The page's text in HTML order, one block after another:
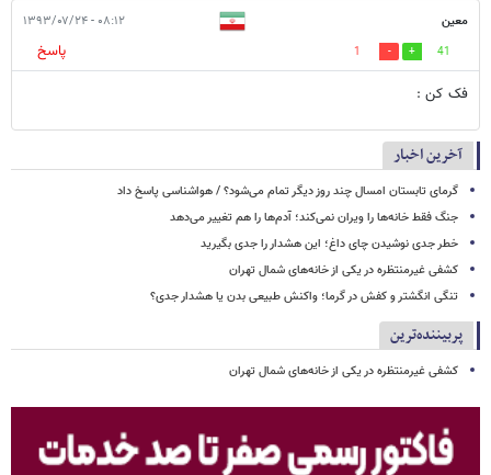
معین ۰۸:۱۲ - ۱۳۹۳/۰۷/۲۴
41
1
پاسخ
فک کن :
آخرین اخبار
گرمای تابستان امسال چند روز دیگر تمام می‌شود؟ / هواشناسی پاسخ داد
جنگ فقط خانه‌ها را ویران نمی‌کند؛ آدم‌ها را هم تغییر می‌دهد
خطر جدی نوشیدن چای داغ؛ این هشدار را جدی بگیرید
کشفی غیرمنتظره در یکی از خانه‌های شمال تهران
تنگی انگشتر و کفش در گرما؛ واکنش طبیعی بدن یا هشدار جدی؟
پربیننده‌ترین
کشفی غیرمنتظره در یکی از خانه‌های شمال تهران